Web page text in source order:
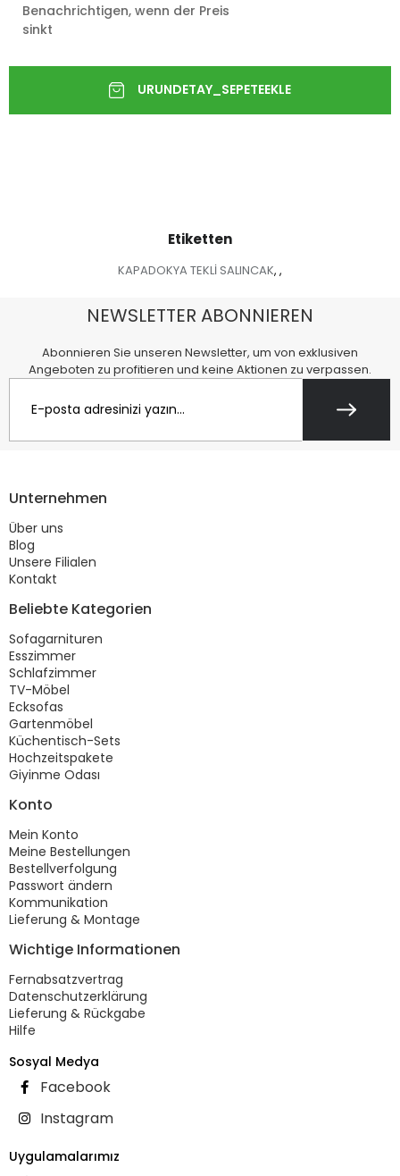
Benachrichtigen, wenn der Preis
sinkt
Etiketten
KAPADOKYA TEKLİ SALINCAK, ,
NEWSLETTER ABONNIEREN
Abonnieren Sie unseren Newsletter, um von exklusiven
Angeboten zu profitieren und keine Aktionen zu verpassen.
Unternehmen
Über uns
Blog
Unsere Filialen
Kontakt
Beliebte Kategorien
Sofagarnituren
Esszimmer
Schlafzimmer
TV-Möbel
Ecksofas
Gartenmöbel
Küchentisch-Sets
Hochzeitspakete
Giyinme Odası
Konto
Mein Konto
Meine Bestellungen
Bestellverfolgung
Passwort ändern
Kommunikation
Lieferung & Montage
Wichtige Informationen
Fernabsatzvertrag
Datenschutzerklärung
Lieferung & Rückgabe
Hilfe
Sosyal Medya
Facebook
Instagram
Uygulamalarımız